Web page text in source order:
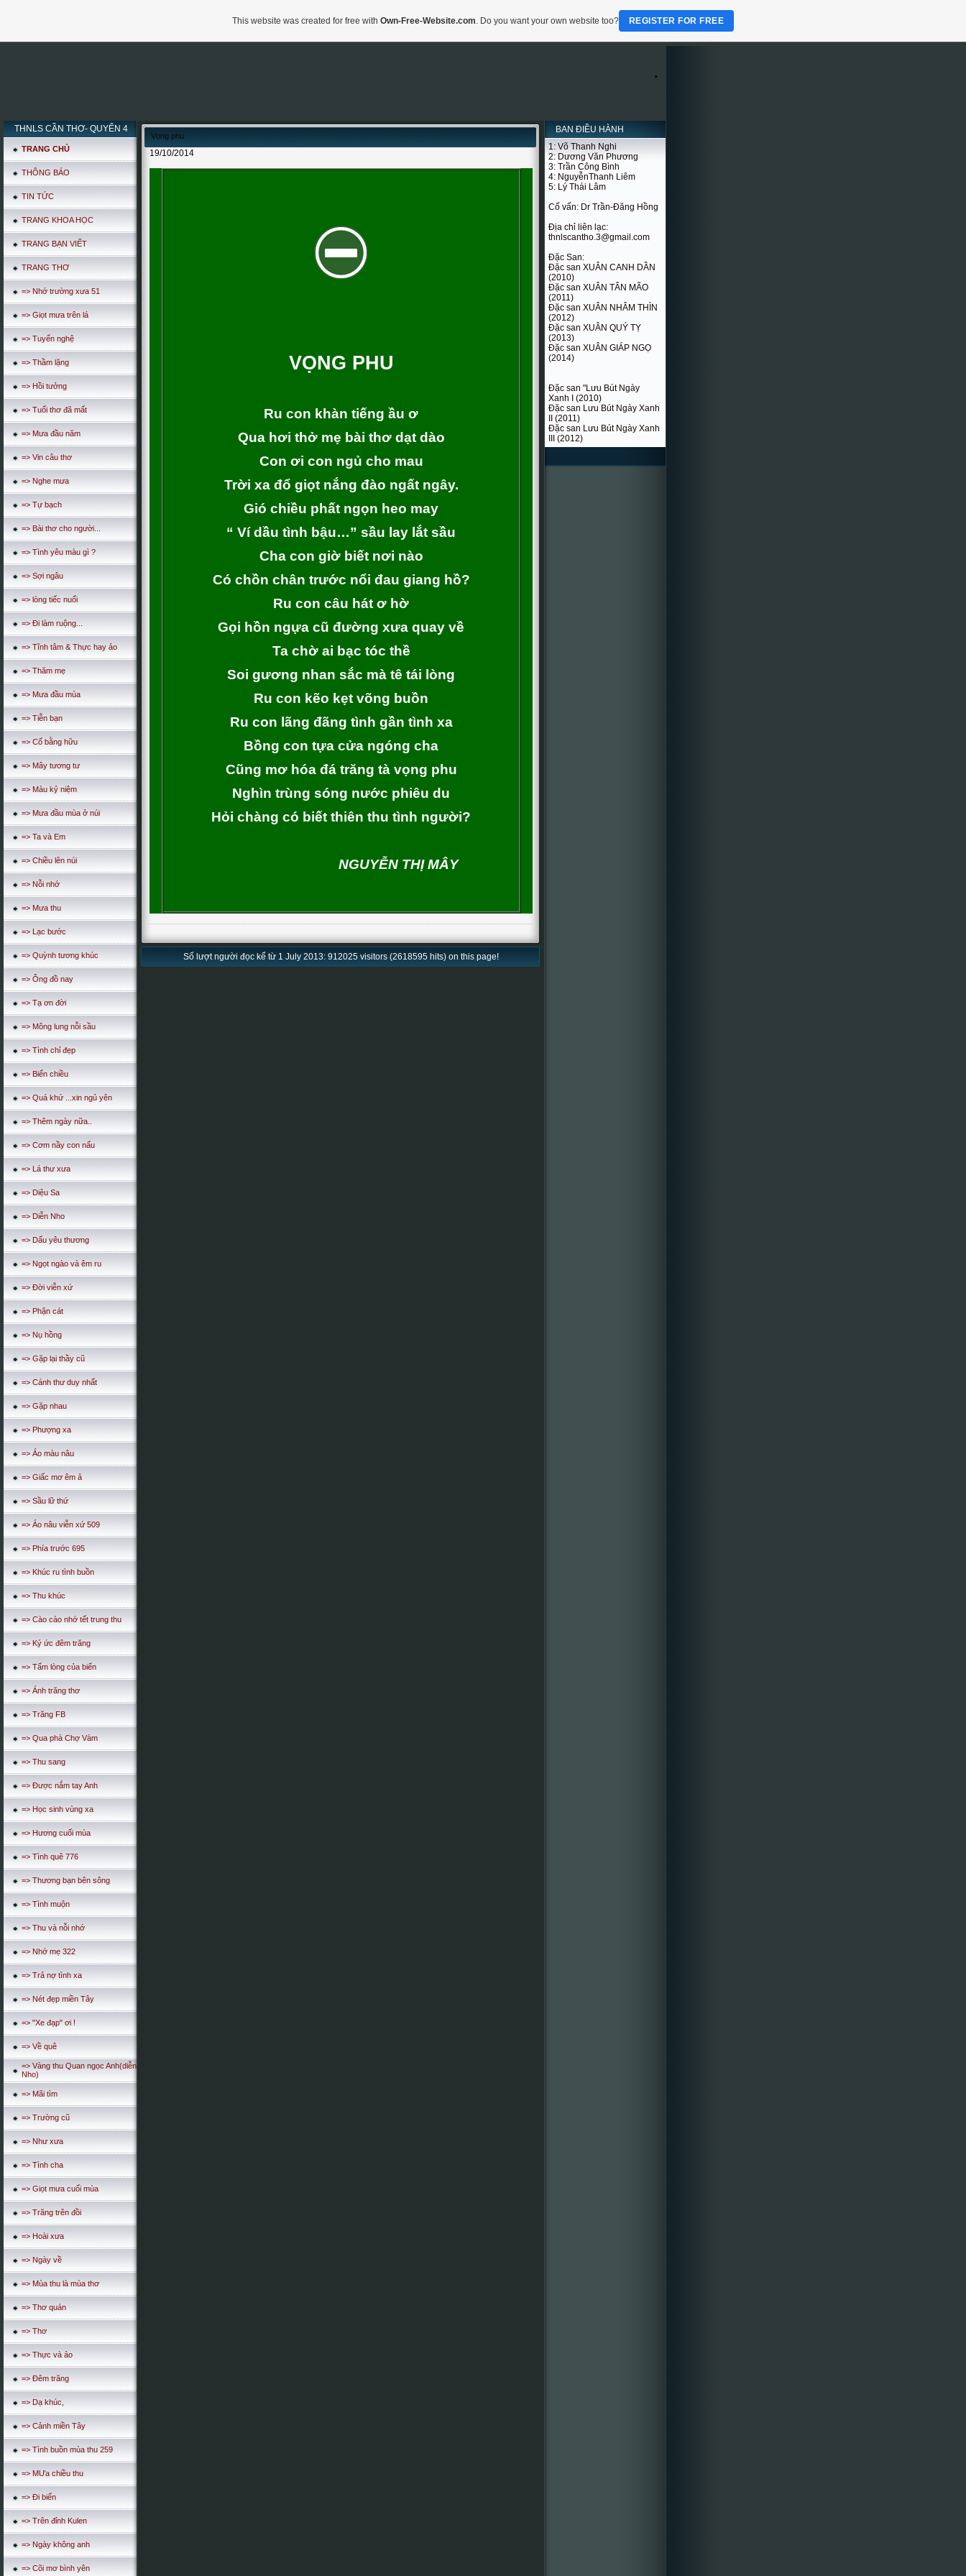
.
THNLS CẦN THƠ- QUYỂN 4
TRANG CHỦ
THÔNG BÁO
TIN TỨC
TRANG KHOA HỌC
TRANG BẠN VIẾT
TRANG THƠ
=> Nhớ trường xưa 51
=> Giọt mưa trên lá
=> Tuyển nghệ
=> Thầm lặng
=> Hồi tưởng
=> Tuổi thơ đã mất
=> Mưa đầu năm
=> Vin câu thơ
=> Nghe mưa
=> Tự bạch
=> Bài thơ cho người...
=> Tình yêu màu gì ?
=> Sợi ngâu
=> lòng tiếc nuối
=> Đi làm ruộng...
=> Tĩnh tâm & Thực hay ảo
=> Thăm mẹ
=> Mưa đầu mùa
=> Tiễn bạn
=> Cố bằng hữu
=> Mây tương tư
=> Màu kỷ niệm
=> Mưa đầu mùa ở núi
=> Ta và Em
=> Chiều lên núi
=> Nỗi nhớ
=> Mưa thu
=> Lạc bước
=> Quỳnh tương khúc
=> Ông đồ nay
=> Tạ ơn đời
=> Mông lung nỗi sầu
=> Tình chỉ đẹp
=> Biển chiều
=> Quá khứ ...xin ngủ yên
=> Thêm ngày nữa..
=> Cơm nầy con nấu
=> Lá thư xưa
=> Diệu Sa
=> Diễn Nho
=> Dấu yêu thương
=> Ngọt ngào và êm ru
=> Đời viễn xứ
=> Phận cát
=> Nụ hồng
=> Gặp lại thầy cũ
=> Cánh thư duy nhất
=> Gặp nhau
=> Phượng xa
=> Áo màu nâu
=> Giấc mơ êm ả
=> Sầu lữ thứ
=> Áo nâu viễn xứ 509
=> Phía trước 695
=> Khúc ru tình buồn
=> Thu khúc
=> Cào cào nhớ tết trung thu
=> Ký ức đêm trăng
=> Tấm lòng của biển
=> Ánh trăng thơ
=> Trăng FB
=> Qua phà Chợ Vàm
=> Thu sang
=> Được nắm tay Anh
=> Học sinh vùng xa
=> Hương cuối mùa
=> Tình quê 776
=> Thương bạn bên sông
=> Tình muộn
=> Thu và nỗi nhớ
=> Nhớ mẹ 322
=> Trả nợ tình xa
=> Nét đẹp miền Tây
=> "Xe đạp" ơi !
=> Về quê
=> Vàng thu Quan ngọc Anh(diễn
Nho)
=> Mãi tìm
=> Trường cũ
=> Như xưa
=> Tình cha
=> Giọt mưa cuối mùa
=> Trăng trên đồi
=> Hoài xưa
=> Ngày về
=> Mùa thu là mùa thơ
=> Thơ quán
=> Thơ
=> Thực và ảo
=> Đêm trăng
=> Dạ khúc,
=> Cảnh miền Tây
=> Tình buồn mùa thu 259
=> MƯa chiều thu
=> Đi biển
=> Trên đỉnh Kulen
=> Ngày không anh
=> Cõi mơ bình yên
Vọng phu
19/10/2014
VỌNG PHU
Ru con khàn tiếng ầu ơ
Qua hơi thở mẹ bài thơ dạt dào
Con ơi con ngủ cho mau
Trời xa đổ giọt nắng đào ngất ngây.
Gió chiều phất ngọn heo may
“ Ví dầu tình bậu…” sầu lay lắt sầu
Cha con giờ biết nơi nào
Có chồn chân trước nổi đau giang hồ?
Ru con câu hát ơ hờ
Gọi hồn ngựa cũ đường xưa quay về
Ta chờ ai bạc tóc thề
Soi gương nhan sắc mà tê tái lòng
Ru con kẽo kẹt võng buồn
Ru con lãng đãng tình gần tình xa
Bồng con tựa cửa ngóng cha
Cũng mơ hóa đá trăng tà vọng phu
Nghìn trùng sóng nước phiêu du
Hỏi chàng có biết thiên thu tình người?
NGUYỄN THỊ MÂY
Số lượt người đọc kể từ 1 July 2013: 912025 visitors (2618595 hits) on this page!
BAN ĐIỀU HÀNH
1: Võ Thanh Nghi
2: Dương Văn Phương
3: Trần Công Bình
4: NguyễnThanh Liêm
5: Lý Thái Lâm
Cố vấn: Dr Trần-Đăng Hồng
Địa chỉ liên lạc:
thnlscantho.3@gmail.com
Đặc San:
Đặc san XUÂN CANH DẦN
(2010)
Đặc san XUÂN TÂN MÃO
(2011)
Đặc san XUÂN NHÂM THÌN
(2012)
Đặc san XUÂN QUÝ TỴ
(2013)
Đặc san XUÂN GIÁP NGỌ
(2014)
Đặc san "Lưu Bút Ngày
Xanh I (2010)
Đặc san Lưu Bút Ngày Xanh
II (2011)
Đặc san Lưu Bút Ngày Xanh
III (2012)
This website was created for free with Own-Free-Website.com. Do you want your own website too? REGISTER FOR FREE